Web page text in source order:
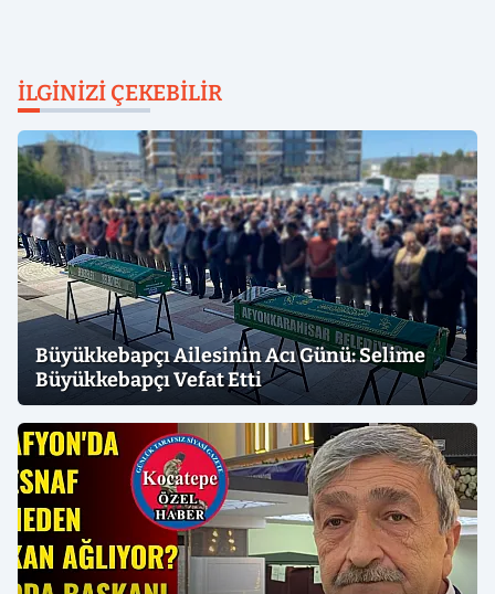
İLGINIZI ÇEKEBILIR
Büyükkebapçı Ailesinin Acı Günü: Selime
Büyükkebapçı Vefat Etti